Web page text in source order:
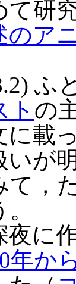
て研
のア
ふ
ト の
に載
いが
て，
夜に
年か